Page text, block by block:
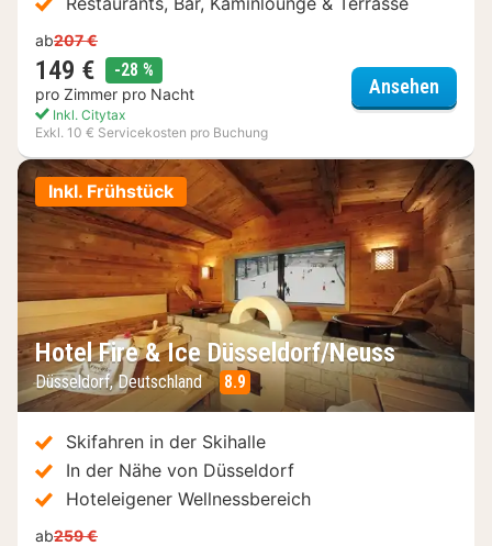
ab207 €
149 € -28 %
pro Zimmer pro Nacht
Inkl. Citytax
Exkl. 10 € Servicekosten pro Buchung
Ansehen
Inkl. Frühstück
Hotel Fire & Ice Düsseldorf/Neuss
Düsseldorf, Deutschland 8.9
Skifahren in der Skihalle
In der Nähe von Düsseldorf
Hoteleigener Wellnessbereich
ab259 €